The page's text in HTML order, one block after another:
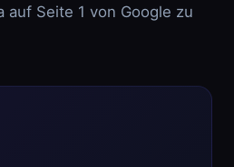
auf Seite 1 von Google zu